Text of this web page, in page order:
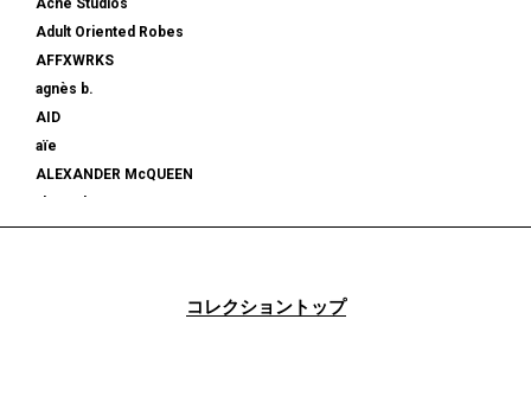
Acne Studios
Adult Oriented Robes
AFFXWRKS
agnès b.
AID
aïe
ALEXANDER McQUEEN
ALMOSTBLACK
コレクショントップ